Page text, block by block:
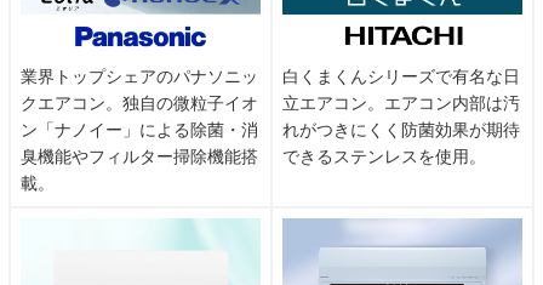
業界トップシェアのパナソニッ
クエアコン。独自の微粒子イオ
ン「ナノイー」による除菌・消
臭機能やフィルター掃除機能搭
載。
白くまくんシリーズで有名な日
立エアコン。エアコン内部は汚
れがつきにくく防菌効果が期待
できるステンレスを使用。